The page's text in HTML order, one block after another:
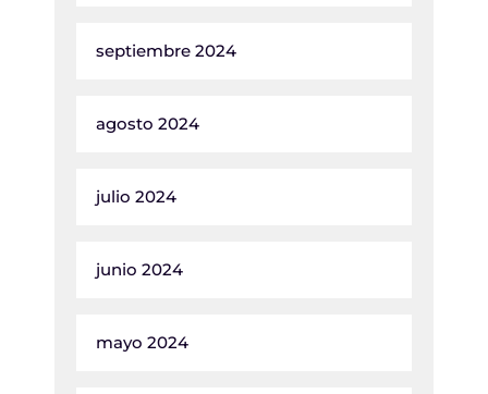
septiembre 2024
agosto 2024
julio 2024
junio 2024
mayo 2024